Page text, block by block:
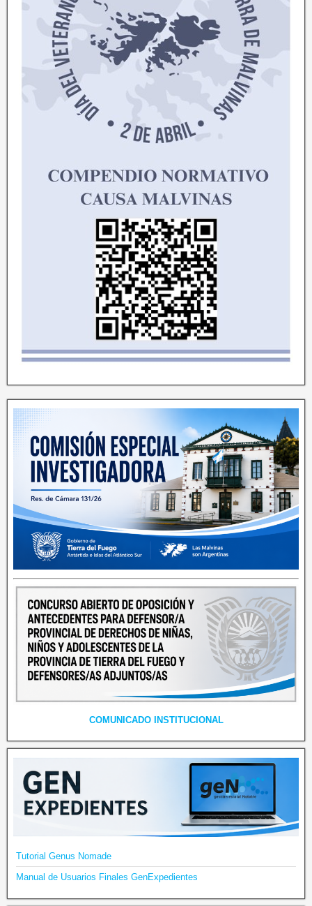
COMUNICADO INSTITUCIONAL
Tutorial Genus Nomade
Manual de Usuarios Finales GenExpedientes